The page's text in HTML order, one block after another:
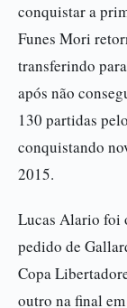
conquistar a
Funes Mori
transferindo
após não
130 partidas
conquistando
2015.
Lucas Alario foi
pedido de
Copa
outro na final